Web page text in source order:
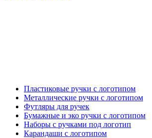
Пластиковые ручки с логотипом
Металлические ручки с логотипом
Футляры для ручек
Бумажные и эко ручки с логотипом
Наборы с ручками под логотип
Карандаши с логотипом